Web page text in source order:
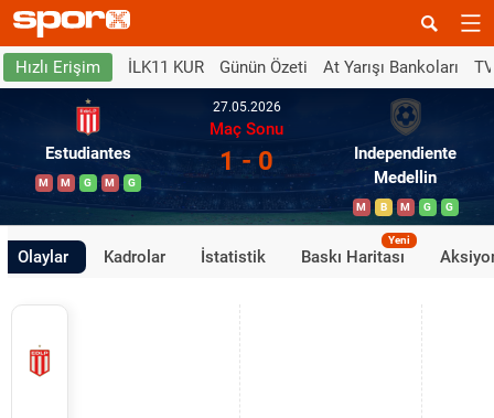
Hızlı Erişim İLK11 KUR Günün Özeti At Yarışı Bankoları
Estudiantes
M M G M G
27.05.2026
Maç Sonu
1 - 0
Independiente
Medellin
M B M G G
Olaylar Kadrolar İstatistik Baskı Haritası
Yeni